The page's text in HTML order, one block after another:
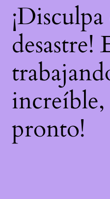
¡Disculpa
desastre!
increíble,
pronto!